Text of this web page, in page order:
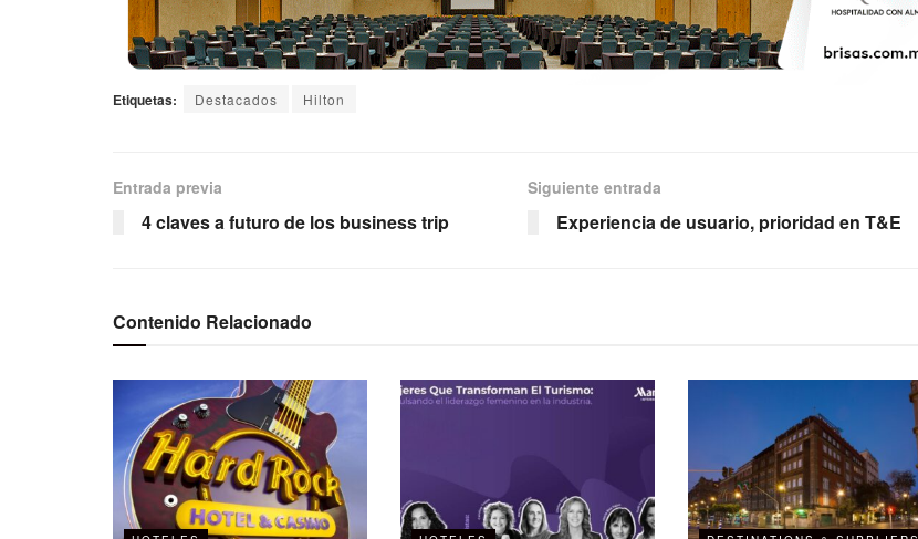
Etiquetas: Destacados Hilton
Entrada previa
4 claves a futuro de los business trip
Siguiente entrada
Experiencia de usuario, prioridad en T&E
Contenido Relacionado